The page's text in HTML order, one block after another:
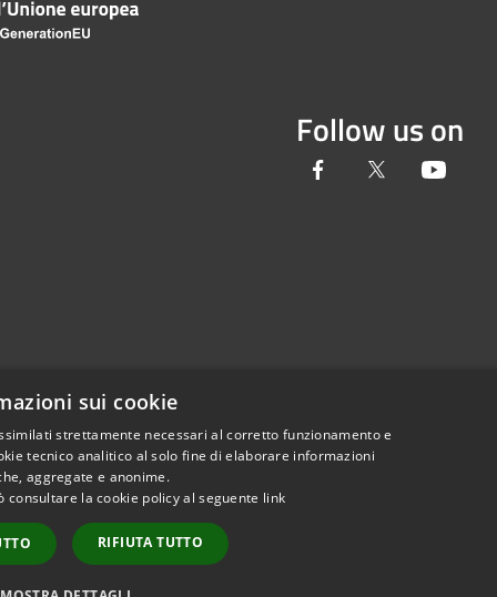
Follow us on
Facebook Twitter
Copyright © 2026 • Provincia di Novara • Powered by
sui cookie
strettamente necessari al corretto funzionamento e
tecnico analitico al solo fine di elaborare informazioni
aggregate e anonime.
consultare la cookie policy al seguente link
RIFIUTA TUTTO